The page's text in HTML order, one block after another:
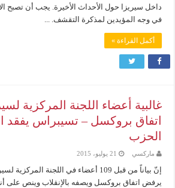
داخل سيريزا حول الأحداث الأخيرة. يجب أن تصبح
في وجه المؤيدين لمذكرة التقشف. ...
أكمل القراءة »
غالبية أعضاء اللجنة المركزية
اتفاق بروكسل – تسيبراس يفقد
الحزب
ماركسي 21 يوليو، 2015
يرفض اتفاق بروكسل ويصفه بالإنقلاب وينص على